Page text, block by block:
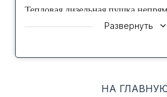
Тепловая дизельная пушка
BHDN-80 серии Tundra – это
Воздух из помещения при помощи
Развернуть
НА